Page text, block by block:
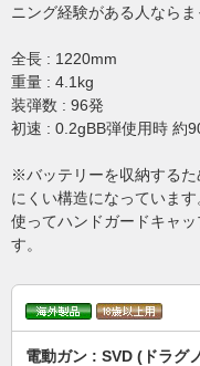
ニング経験がある人なら
全長 : 1220mm
重量 : 4.1kg
装弾数 : 96発
初速 : 0.2gBB弾使用時 約
※バッテリーを収納する
にくい構造になっていま
使ってハンドガードキャ
す。
電動ガン : SVD (ドラグ